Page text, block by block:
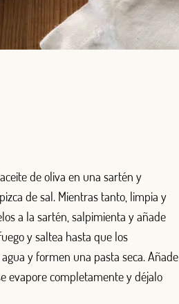
de oliva en una sartén y
de sal. Mientras tanto, limpia y
a la sartén, salpimienta y añade
y saltea hasta que los
y formen una pasta seca. Añade
evapore completamente y déjalo